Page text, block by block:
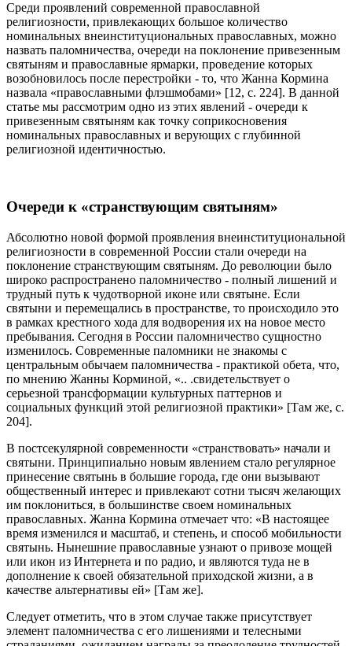
Среди проявлений современной православной
религиозности, привлекающих большое количество
номинальных внеинституциональных православных, можно
назвать паломничества, очереди на поклонение привезенным
святыням и православные ярмарки, проведение которых
возобновилось после перестройки - то, что Жанна Кормина
назвала «православными флэшмобами» [12, с. 224]. В данной
статье мы рассмотрим одно из этих явлений - очереди к
привезенным святыням как точку соприкосновения
номинальных православных и верующих с глубинной
религиозной идентичностью.
Очереди к «странствующим святыням»
Абсолютно новой формой проявления внеинституциональной
религиозности в современной России стали очереди на
поклонение странствующим святыням. До революции было
широко распространено паломничество - полный лишений и
трудный путь к чудотворной иконе или святыне. Если
святыни и перемещались в пространстве, то происходило это
в рамках крестного хода для водворения их на новое место
пребывания. Сегодня в России паломничество сущностно
изменилось. Современные паломники не знакомы с
центральным обычаем паломничества - практикой обета, что,
по мнению Жанны Корминой, «.. .свидетельствует о
серьезной трансформации культурных паттернов и
социальных функций этой религиозной практики» [Там же, с.
204].
В постсекулярной современности «странствовать» начали и
святыни. Принципиально новым явлением стало регулярное
принесение святынь в большие города, где они вызывают
общественный интерес и привлекают сотни тысяч желающих
им поклониться, в большинстве своем номинальных
православных. Жанна Кормина отмечает что: «В настоящее
время изменился и масштаб, и степень, и способ мобильности
святынь. Нынешние православные узнают о привозе мощей
или икон из Интернета и по радио, и являются туда не в
дополнение к своей обязательной приходской жизни, а в
качестве альтернативы ей» [Там же].
Следует отметить, что в этом случае также присутствует
элемент паломничества с его лишениями и телесными